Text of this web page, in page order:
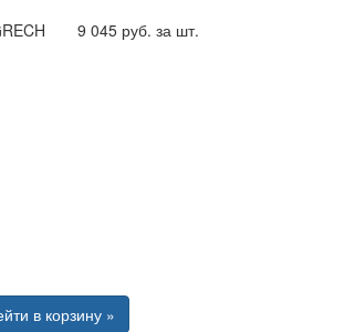
9 045 руб. за шт.
в корзину »